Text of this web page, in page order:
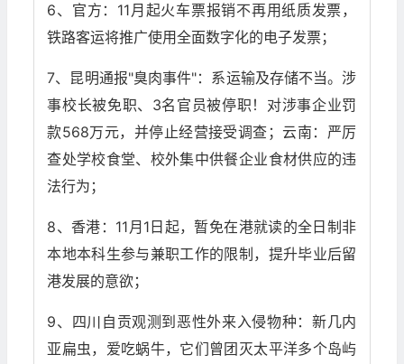
6、官方：11月起火车票报销不再用纸质发票，
铁路客运将推广使用全面数字化的电子发票；
7、昆明通报"臭肉事件"：系运输及存储不当。涉
事校长被免职、3名官员被停职！对涉事企业罚
款568万元，并停止经营接受调查；云南：严厉
查处学校食堂、校外集中供餐企业食材供应的违
法行为；
8、香港：11月1日起，暂免在港就读的全日制非
本地本科生参与兼职工作的限制，提升毕业后留
港发展的意欲；
9、四川自贡观测到恶性外来入侵物种：新几内
亚扁虫，爱吃蜗牛，它们曾团灭太平洋多个岛屿